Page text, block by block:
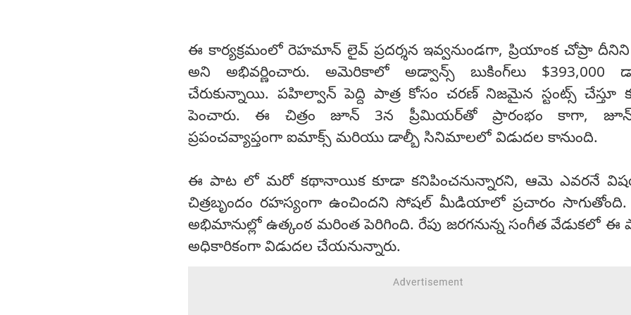
ఈ కార్యక్రమంలో రెహమాన్ లైవ్ ప్రదర్శన ఇవ్వనుండగా, ప్రియాంక చోప్రా
అని అభివర్ణించారు. అమెరికాలో అడ్వాన్స్ బుకింగ్‌లు $393,000
చేరుకున్నాయి. పహిల్వాన్ పెద్ది పాత్ర కోసం చరణ్ నిజమైన స్టంట్స్ చేస్తూ
పెంచారు. ఈ చిత్రం జూన్ 3న ప్రీమియర్‌తో ప్రారంభం కాగా,
ప్రపంచవ్యాప్తంగా ఐమాక్స్ మరియు డాల్బీ సినిమాలలో విడుదల కానుంది.
ఈ పాట లో మరో కథానాయిక కూడా కనిపించనున్నారని, ఆమె ఎవరనే
చిత్రబృందం రహస్యంగా ఉంచిందని సోషల్ మీడియాలో ప్రచారం
అభిమానుల్లో ఉత్కంఠ మరింత పెరిగింది. రేపు జరగనున్న సంగీత వేడుకలో ఈ
అధికారికంగా విడుదల చేయనున్నారు.